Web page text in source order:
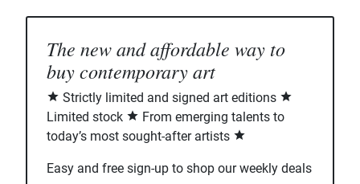
The new and affordable way to
buy contemporary art
Strictly limited and signed art editions
Limited stock
From emerging talents to
today’s most sought-after artists
Easy and free sign-up to shop our weekly deals